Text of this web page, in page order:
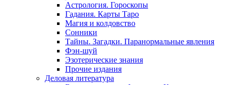
Астрология. Гороскопы
Гадания. Карты Таро
Магия и колдовство
Сонники
Тайны. Загадки. Паранормальные явления
Фэн-шуй
Эзотерические знания
Прочие издания
Деловая литература